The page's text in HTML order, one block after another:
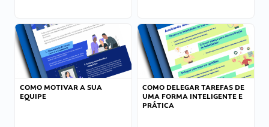
COMO MOTIVAR A SUA
EQUIPE
COMO DELEGAR TAREFAS DE
UMA FORMA INTELIGENTE E
PRÁTICA